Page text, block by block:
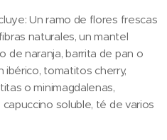
Un ramo de flores frescas
naturales, un mantel
de naranja, barrita de pan o
ibérico, tomatitos cherry,
o minimagdalenas,
soluble, té de varios